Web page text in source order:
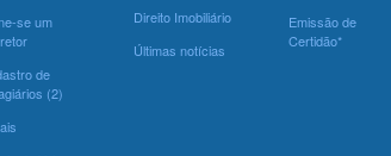
se um
de
(2)
Direito Imobiliário
Últimas notícias
Emissão de
Certidão*